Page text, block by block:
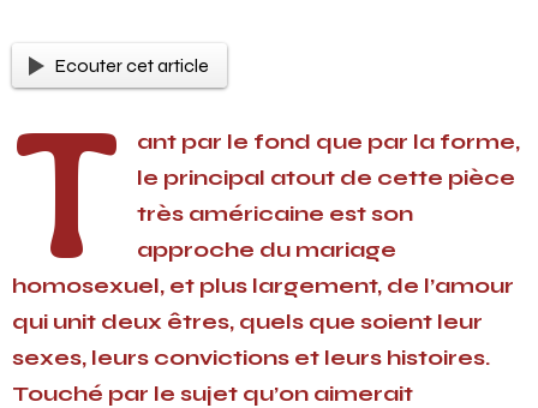
Ecouter cet article
T
ant par le fond que par la forme,
le principal atout de cette pièce
très américaine est son
approche du mariage
homosexuel, et plus largement, de l’amour
qui unit deux êtres, quels que soient leur
sexes, leurs convictions et leurs histoires.
Touché par le sujet qu’on aimerait